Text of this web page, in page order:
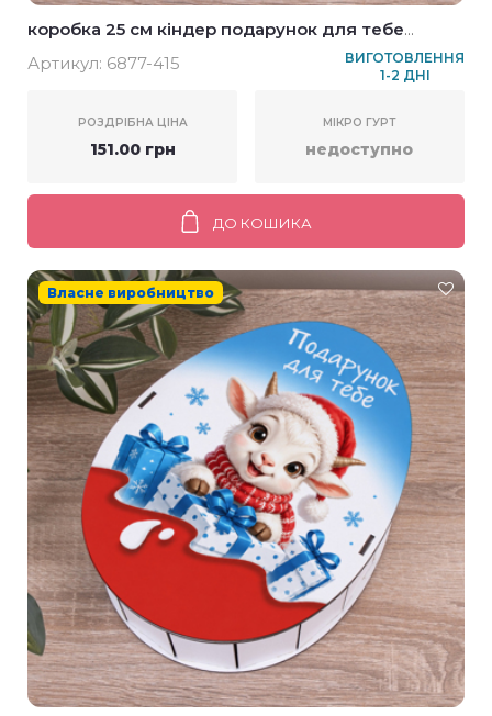
коробка 25 см кіндер подарунок для тебе
козлик рожевий
Артикул: 6877-415
ВИГОТОВЛЕННЯ
1-2 ДНІ
РОЗДРІБНА ЦІНА
151.00 грн
МІКРО ГУРТ
недоступно
ДО КОШИКА
Власне виробництво